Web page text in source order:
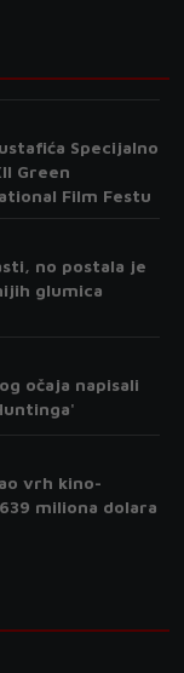
Specijalno
Green
Film Festu
no postala je
glumica
očaja napisali
vrh kino-
miliona dolara